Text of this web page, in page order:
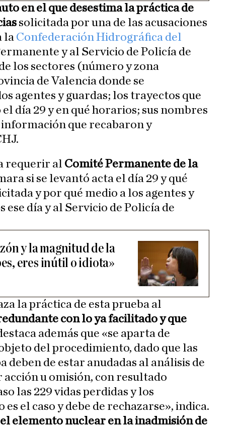
en el que desestima la práctica de
solicitada por una de las acusaciones
la Confederación Hidrográfica del
y al Servicio de Policía de
los sectores (número y zona
de Valencia donde se
agentes y guardas; los trayectos que
día 29 y en qué horarios; sus nombres
que recabaron y
requerir al Comité Permanente de la
si se levantó acta el día 29 y qué
y por qué medio a los agentes y
ese día y al Servicio de Policía de
y la magnitud de la
eres inútil o idiota»
la práctica de esta prueba al
con lo ya facilitado y que
además que «se aparta de
del procedimiento, dado que las
deben de estar anudadas al análisis de
acción u omisión, con resultado
las 229 vidas perdidas y los
es el caso y debe de rechazarse», indica.
el elemento nuclear en la inadmisión de